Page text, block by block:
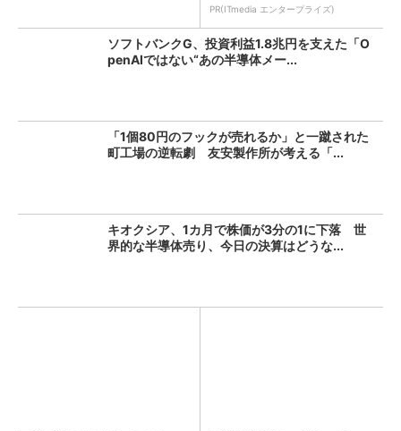
PR(ITmedia エンタープライズ)
ソフトバンクG、投資利益1.8兆円を支えた「O
penAIではない“あの半導体メー...
「1個80円のフックが売れるか」と一蹴された
町工場の逆転劇 友安製作所が考える「...
キオクシア、1カ月で株価が3分の1に下落 世
界的な半導体売り、今日の決算はどうな...